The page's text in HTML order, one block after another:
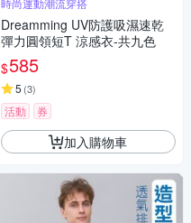
時尚運動潮流穿搭
Dreamming UV防護吸濕速乾
彈力圓領短T 涼感衣-共九色
$585
5 (3)
活動 券
加入購物車